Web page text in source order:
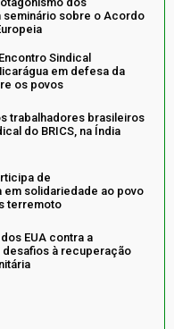
seminário sobre o Acordo
Sindical
em defesa da
os povos
trabalhadores brasileiros
do BRICS, na Índia
de
solidariedade ao povo
terremoto
EUA contra a
à recuperação